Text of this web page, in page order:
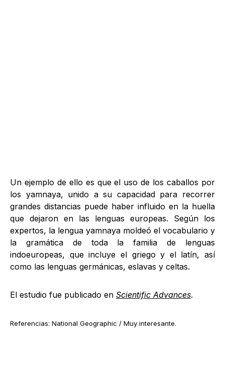
Un ejemplo de ello es que el uso de los caballos por
los yamnaya, unido a su capacidad para recorrer
grandes distancias puede haber influido en la huella
que dejaron en las lenguas europeas. Según los
expertos, la lengua yamnaya moldeó el vocabulario y
la gramática de toda la familia de lenguas
indoeuropeas, que incluye el griego y el latín, así
como las lenguas germánicas, eslavas y celtas.
El estudio fue publicado en Scientific Advances.
Referencias: National Geographic / Muy interesante.